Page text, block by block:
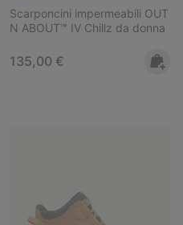
Scarponcini impermeabili OUT
N ABOUT™ IV Chillz da donna
Regular price:
135,00 €